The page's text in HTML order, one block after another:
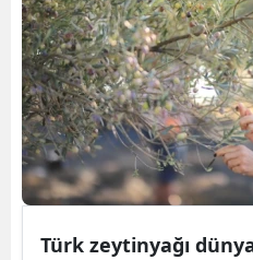
Türk zeytinyağı